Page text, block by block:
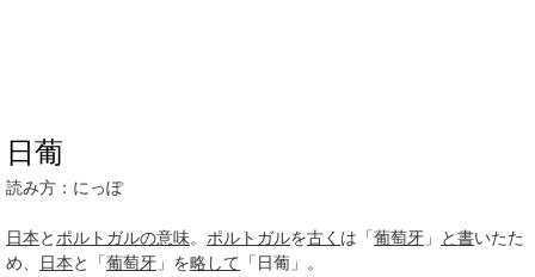
日葡
読み方： にっぽ
日本と ポルトガルの意味。 ポルトガルを古く は「葡萄牙 」 と書いたた
め、
日本と「葡萄牙 」を略して 「日葡」。